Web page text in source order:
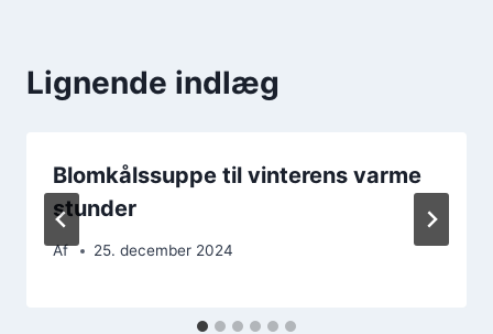
Lignende indlæg
Blomkålssuppe til vinterens varme
stunder
Af 25. december 2024